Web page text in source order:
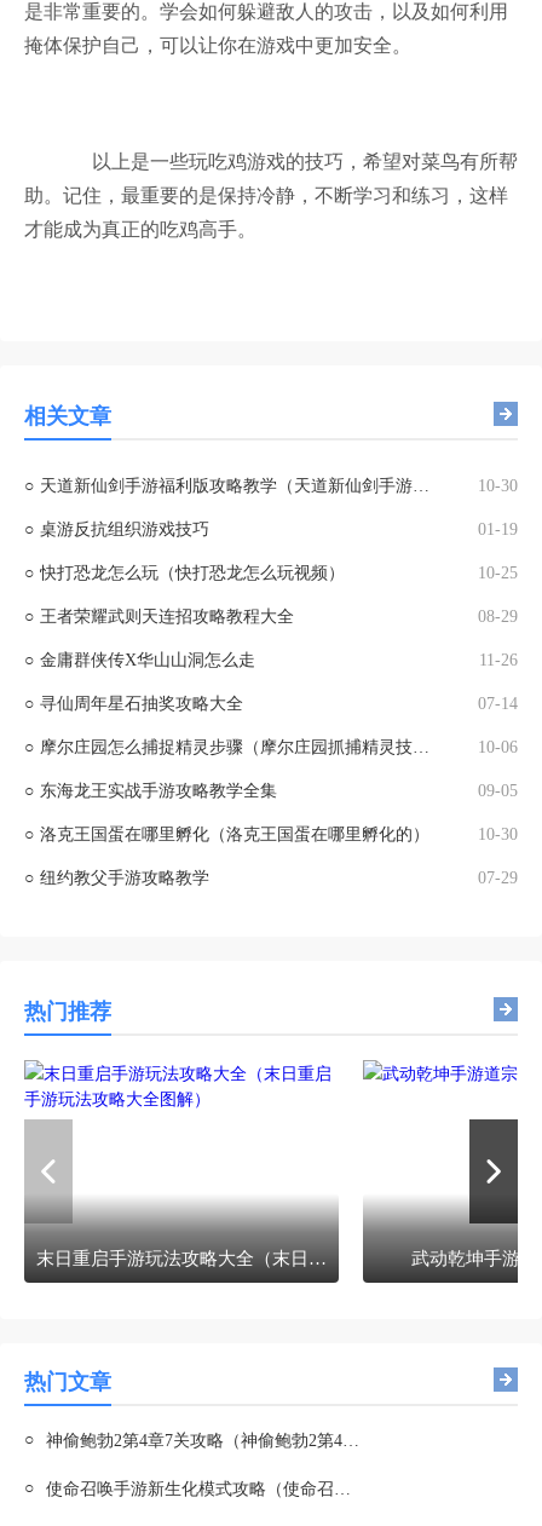
是非常重要的。学会如何躲避敌人的攻击，以及如何利用
掩体保护自己，可以让你在游戏中更加安全。
以上是一些玩吃鸡游戏的技巧，希望对菜鸟有所帮
助。记住，最重要的是保持冷静，不断学习和练习，这样
才能成为真正的吃鸡高手。
相关文章
○ 天道新仙剑手游福利版攻略教学（天道新仙剑手游福利版攻略教学大全） 10-30
○ 桌游反抗组织游戏技巧 01-19
○ 快打恐龙怎么玩（快打恐龙怎么玩视频） 10-25
○ 王者荣耀武则天连招攻略教程大全 08-29
○ 金庸群侠传X华山山洞怎么走 11-26
○ 寻仙周年星石抽奖攻略大全 07-14
○ 摩尔庄园怎么捕捉精灵步骤（摩尔庄园抓捕精灵技巧） 10-06
○ 东海龙王实战手游攻略教学全集 09-05
○ 洛克王国蛋在哪里孵化（洛克王国蛋在哪里孵化的） 10-30
○ 纽约教父手游攻略教学 07-29
热门推荐
末日重启手游玩法攻略大全（末日重启手游玩法攻略大全图解） 武动乾坤手游
热门文章
○ 神偷鲍勃2第4章7关攻略（神偷鲍勃2第4章7关攻略图文）
○ 使命召唤手游新生化模式攻略（使命召唤手游新生化模式攻略视频）